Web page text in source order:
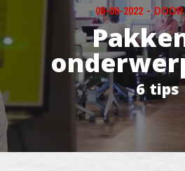
08-09-2022 -
6 tips